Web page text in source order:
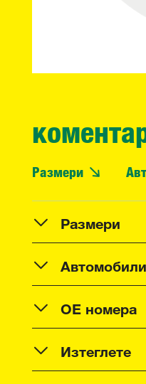
Размери
Размери
OE номера
Изтеглете